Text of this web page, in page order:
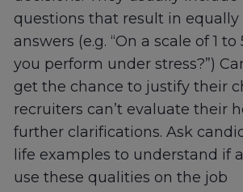
questions that result in equally
answers (e.g. “On a scale of 1
you perform under stress?”)
get the chance to justify their
recruiters can’t evaluate their
further clarifications. Ask
life examples to understand if
use these qualities on the job